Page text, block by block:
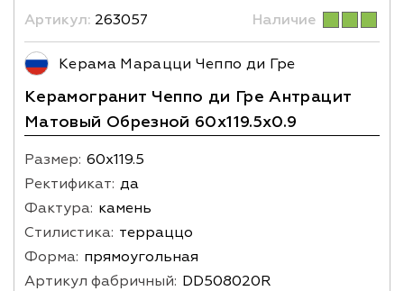
Артикул: 263057 Наличие
Керама Марацци Чеппо ди Гре
Керамогранит Чеппо ди Гре Антрацит
Матовый Обрезной 60x119.5x0.9
Размер: 60х119.5
Ректификат: да
Фактура: камень
Стилистика: терраццо
Форма: прямоугольная
Артикул фабричный: DD508020R